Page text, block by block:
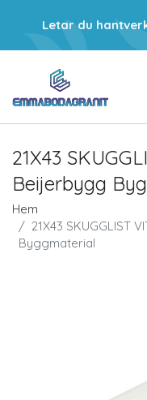
Letar du
21X43
Beijerbygg
Hem
21X43 SKUGGLIST
Byggmaterial